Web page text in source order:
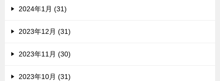
2024年1月 (31)
2023年12月 (31)
2023年11月 (30)
2023年10月 (31)